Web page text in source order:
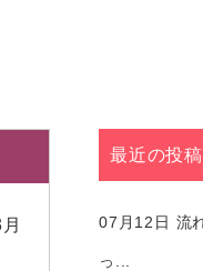
最近の投稿
07月12日 流
っ...